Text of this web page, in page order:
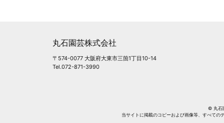
丸石園芸株式会社
〒574-0077 大阪府大東市三箇1丁目10-14
Tel.072-871-3990
© 丸石
当サイトに掲載のコピーおよび画像等、すべての